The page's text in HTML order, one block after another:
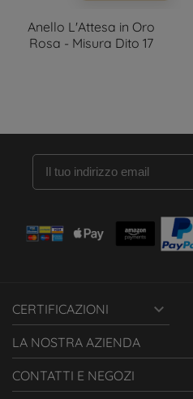
Anello L'Attesa in Oro
Rosa - Misura Dito 17
CERTIFICAZIONI 
LA NOSTRA AZIENDA
CONTATTI E NEGOZI